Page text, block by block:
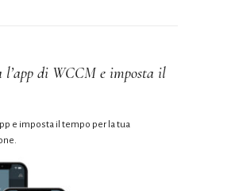
l’app di WCCM e imposta il
e imposta il tempo per la tua